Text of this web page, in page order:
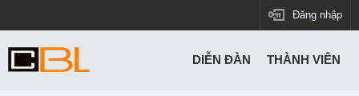
Đăng nhập
DIỄN ĐÀN THÀNH VIÊN